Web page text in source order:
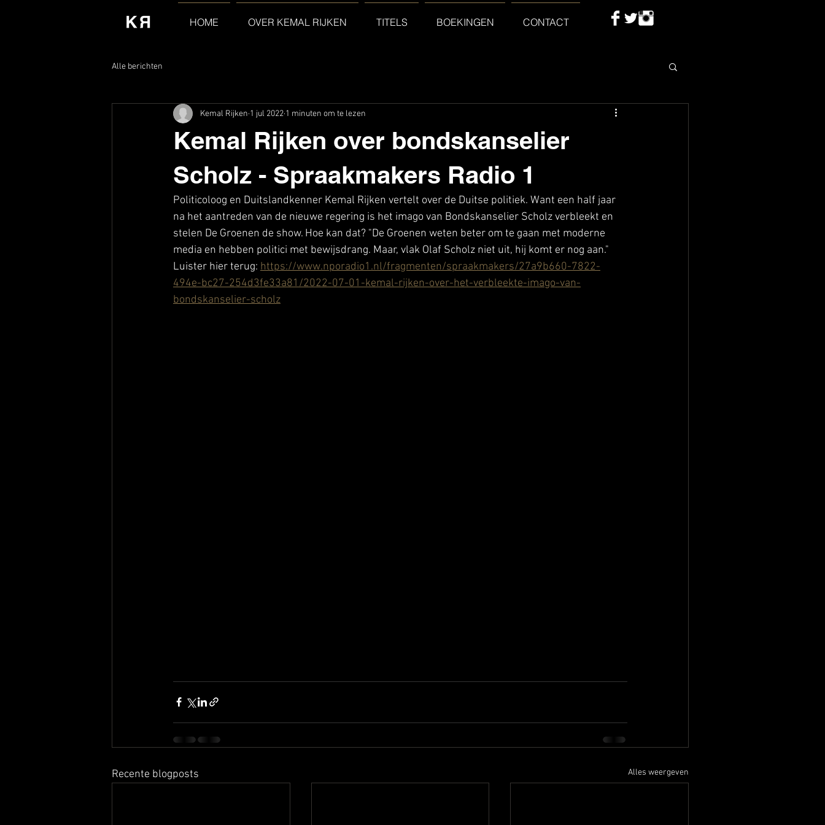
HOME OVER KEMAL RIJKEN TITELS BOEKINGEN CONTACT
Alle berichten
Kemal Rijken over bondskanselier
Scholz - Spraakmakers Radio 1
Kemal Rijken 1 jul 2022 1 minuten om te lezen
Politicoloog en Duitslandkenner Kemal Rijken vertelt over de Duitse politiek. Want een half jaar
na het aantreden van de nieuwe regering is het imago van Bondskanselier Scholz verbleekt en
stelen De Groenen de show. Hoe kan dat? "De Groenen weten beter om te gaan met moderne
media en hebben politici met bewijsdrang. Maar, vlak Olaf Scholz niet uit, hij komt er nog aan."
Luister hier terug: https://www.nporadio1.nl/fragmenten/spraakmakers/27a9b660-7822-
494e-bc27-254d3fe33a81/2022-07-01-kemal-rijken-over-het-verbleekte-imago-van-
bondskanselier-scholz
Recente blogposts Alles weergeven